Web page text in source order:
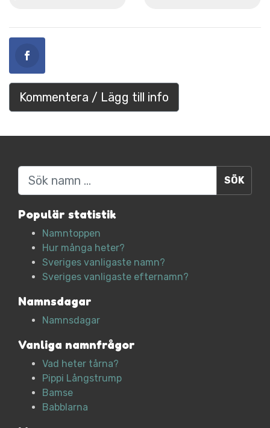
Kommentera / Lägg till info
Sök
Populär statistik
Namntoppen
Hur många heter?
Sveriges vanligaste namn?
Sveriges vanligaste efternamn?
Namnsdagar
Namnsdagar
Vanliga namnfrågor
Vad heter tårna?
Pippi Långstrump
Bamse
Babblarna